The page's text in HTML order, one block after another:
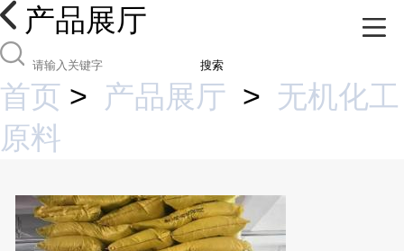
产品展厅
搜索
首页 > 产品展厅 > 无机化工
原料